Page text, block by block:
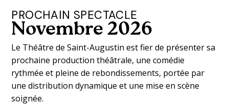
PROCHAIN SPECTACLE
Novembre 2026
Le Théâtre de Saint-Augustin est fier de présenter sa
prochaine production théâtrale, une comédie
rythmée et pleine de rebondissements, portée par
une distribution dynamique et une mise en scène
soignée.